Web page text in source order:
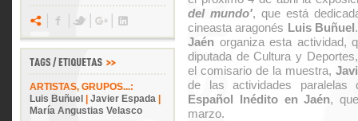
ARTISTAS, GRUPOS...:
Luis Buñuel
Javier Espada
María Angustias Velasco
del mundo', que está
cineasta aragonés Luis Buñuel
Jaén organiza esta actividad,
diputada de Cultura y
el comisario de la muestra,
de las actividades
Español Inédito en Jaén,
marzo.